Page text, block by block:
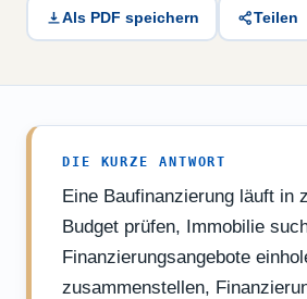
Als PDF speichern Teilen
DIE KURZE ANTWORT
Eine Baufinanzierung läuft in
Budget prüfen, Immobilie
Finanzierungsangebote
zusammenstellen,